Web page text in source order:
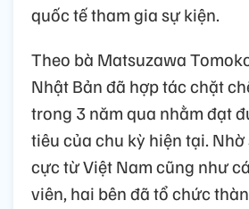
quốc tế tham gia sự kiện.
Theo bà Matsuzawa
Nhật Bản đã hợp tác chặt
trong 3 năm qua nhằm đạt
tiêu của chu kỳ hiện tại.
cực từ Việt Nam cũng như
viên, hai bên đã tổ chức